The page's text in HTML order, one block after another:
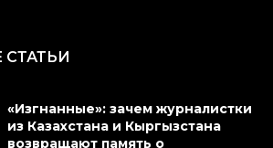
«Изгнанные»: зачем журналистки
из Казахстана и Кыргызстана
возвращают память о